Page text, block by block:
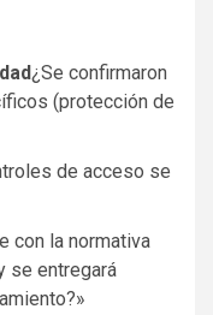
¿Se confirmaron
(protección de
de acceso se
con la normativa
se entregará